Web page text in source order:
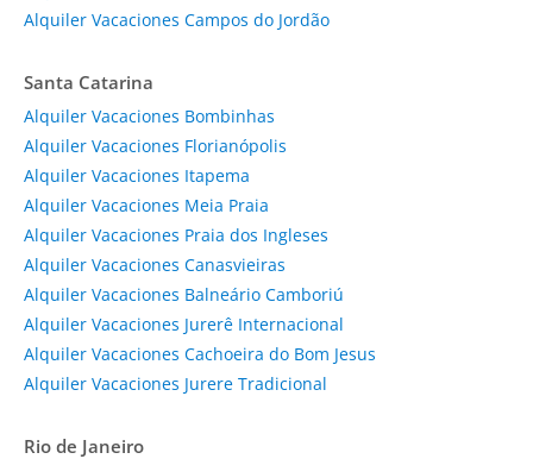
Alquiler Vacaciones Campos do Jordão
Santa Catarina
Alquiler Vacaciones Bombinhas
Alquiler Vacaciones Florianópolis
Alquiler Vacaciones Itapema
Alquiler Vacaciones Meia Praia
Alquiler Vacaciones Praia dos Ingleses
Alquiler Vacaciones Canasvieiras
Alquiler Vacaciones Balneário Camboriú
Alquiler Vacaciones Jurerê Internacional
Alquiler Vacaciones Cachoeira do Bom Jesus
Alquiler Vacaciones Jurere Tradicional
Rio de Janeiro